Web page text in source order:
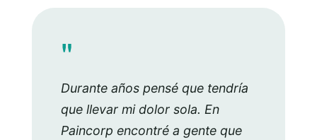
"
Durante años pensé que tendría
que llevar mi dolor sola. En
Paincorp encontré a gente que